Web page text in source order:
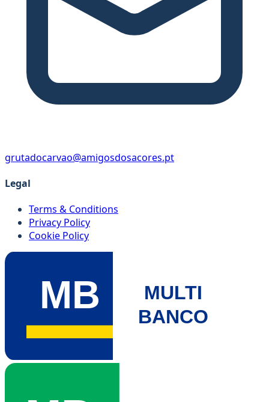
grutadocarvao@amigosdosacores.pt
Legal
Terms & Conditions
Privacy Policy
Cookie Policy